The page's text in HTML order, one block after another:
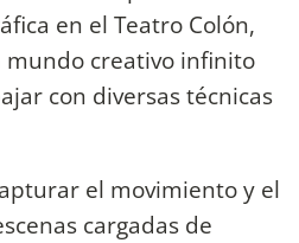
en el Teatro Colón,
creativo infinito
con diversas técnicas
el movimiento y el
cargadas de